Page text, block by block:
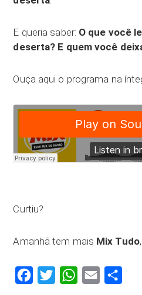
E queria saber: O que você
deserta? E quem você
Ouça aqui o programa na
Curtiu?
Amanhã tem mais Mix Tudo
FacebookTwitter WhatsApp
Email